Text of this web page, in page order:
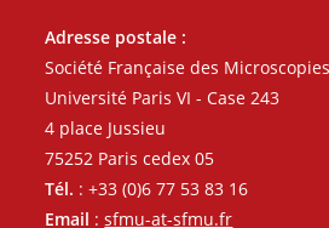
Adresse postale :
Société Française des Microscopies
Université Paris VI - Case 243
4 place Jussieu
75252 Paris cedex 05
Tél. : +33 (0)6 77 53 83 16
Email :sfmu-at-sfmu.fr